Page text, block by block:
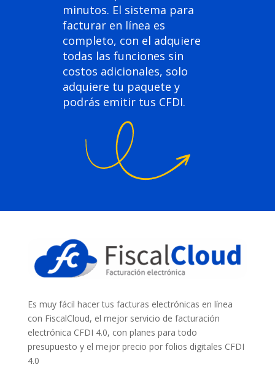
minutos. El sistema para
facturar en línea es
completo, con el adquiere
todas las funciones sin
costos adicionales, solo
adquiere tu paquete y
podrás emitir tus CFDI.
Es muy fácil hacer tus facturas electrónicas en línea
con FiscalCloud, el mejor servicio de facturación
electrónica CFDI 4.0, con planes para todo
presupuesto y el mejor precio por folios digitales CFDI
4.0